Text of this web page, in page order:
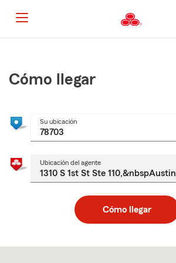
al
contenido
principal
principal
Cómo llegar
Su ubicación
Ubicación del agente
Cómo llegar
to